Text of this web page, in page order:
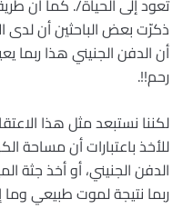
تعود إلى الحياة/. كما أن
ذكرّت بعض الباحثين أن لدى
أن الدفن الجنيني هذا ربما
رحم!!.
لكننا نستبعد مثل هذا
للأخذ باعتبارات أن
الدفن الجنيني، أو أخذ
ربما نتيجة لموت طبيعي وما